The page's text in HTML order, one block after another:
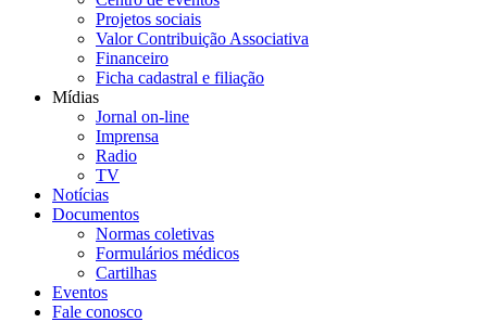
Projetos sociais
Valor Contribuição Associativa
Financeiro
Ficha cadastral e filiação
Mídias
Jornal on-line
Imprensa
Radio
TV
Notícias
Documentos
Normas coletivas
Formulários médicos
Cartilhas
Eventos
Fale conosco